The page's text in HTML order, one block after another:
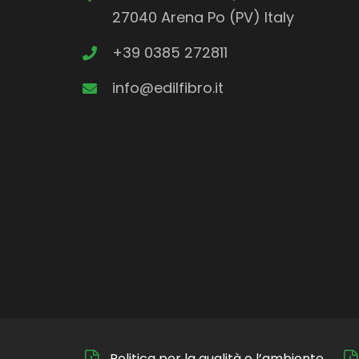
27040 Arena Po (PV) Italy
+39 0385 272811
info@edilfibro.it